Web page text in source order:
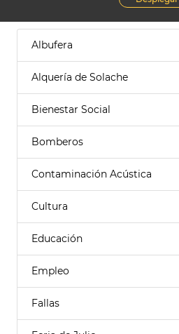
Albufera
Alquería de Solache
Bienestar Social
Bomberos
Contaminación Acústica
Cultura
Educación
Empleo
Fallas